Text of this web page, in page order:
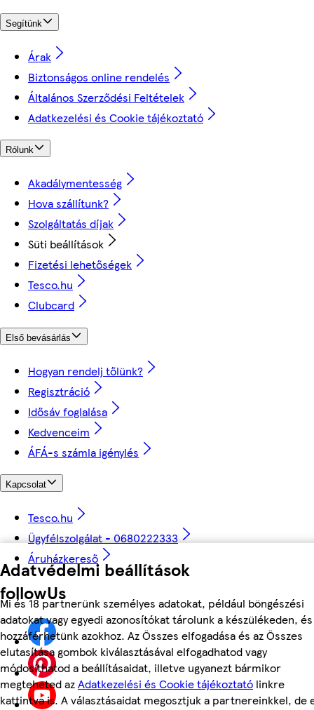
Adatvédelmi beállítások
Mi és 18 partnerünk személyes adatokat, például böngészési
adatokat vagy egyedi azonosítókat tárolunk a készülékeden, és
hozzáférhetünk azokhoz. Az Összes elfogadása és az Összes
elutasítása gombok kiválasztásával elfogadhatod vagy
módosíthatod a beállításaidat, illetve ugyanezt bármikor
megteheted azAdatkezelési és Cookie tájékoztató linkre
kattintva is. A választásaidat megosztjuk a partnereinkkel, de
Segítünk
Árak
Biztonságos online rendelés
Általános Szerződési Feltételek
Adatkezelési és Cookie tájékoztató
Rólunk
Akadálymentesség
Hova szállítunk?
Szolgáltatás díjak
Süti beállítások
Fizetési lehetőségek
Tesco.hu
Clubcard
Első bevásárlás
Hogyan rendelj tőlünk?
Regisztráció
Idősáv foglalása
Kedvenceim
ÁFÁ-s számla igénylés
Kapcsolat
Tesco.hu
Ügyfélszolgálat - 0680222333
Áruházkereső
followUs